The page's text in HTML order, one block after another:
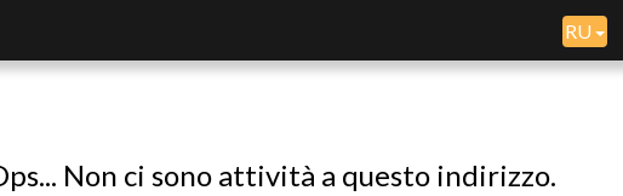
RU
Non ci sono attività a questo indirizzo.